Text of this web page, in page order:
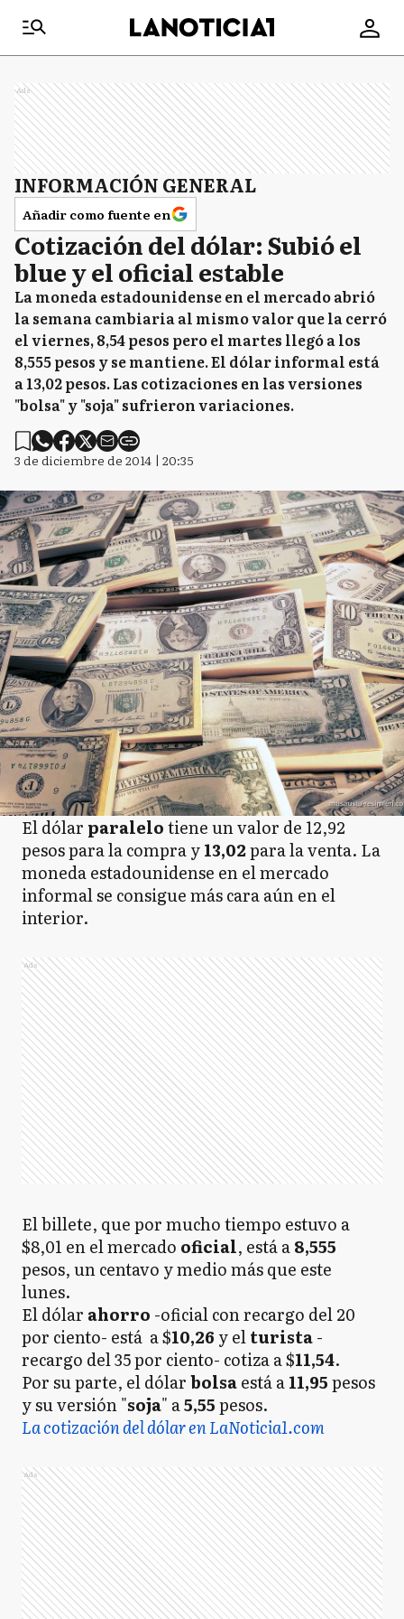
Ads
INFORMACIÓN GENERAL
Añadir como fuente en
Cotización del dólar: Subió el
blue y el oficial estable
La moneda estadounidense en el mercado abrió
la semana cambiaria al mismo valor que la cerró
el viernes, 8,54 pesos pero el martes llegó a los
8,555 pesos y se mantiene. El dólar informal está
a 13,02 pesos. Las cotizaciones en las versiones
"bolsa" y "soja" sufrieron variaciones.
3 de diciembre de 2014 | 20:35
El dólar paralelotiene un valor de 12,92
pesos para la compra y13,02para la venta. La
moneda estadounidense en el mercado
informal se consigue más cara aún en el
interior.
Ads
El billete, que por mucho tiempo estuvo a
$8,01 en el mercado oficial, está a8,555
pesos, un centavo y medio más que este
lunes.
El dólar ahorro -oficial con recargo del 20
por ciento- está a $10,26 y elturista-
recargo del 35 por ciento- cotiza a $11,54.
Por su parte, el dólarbolsaestá a11,95pesos
y su versión "soja" a5,55pesos.
La cotización del dólar en LaNoticia1.com
Ads